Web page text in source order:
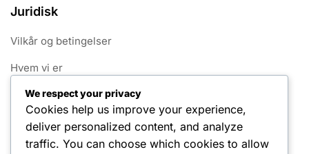
Juridisk
Vilkår og betingelser
Hvem vi er
Cookiepolitik
Kontakt os
Dit privatliv
We respect your privacy
Cookies help us improve your experience,
deliver personalized content, and analyze
traffic. You can choose which cookies to allow